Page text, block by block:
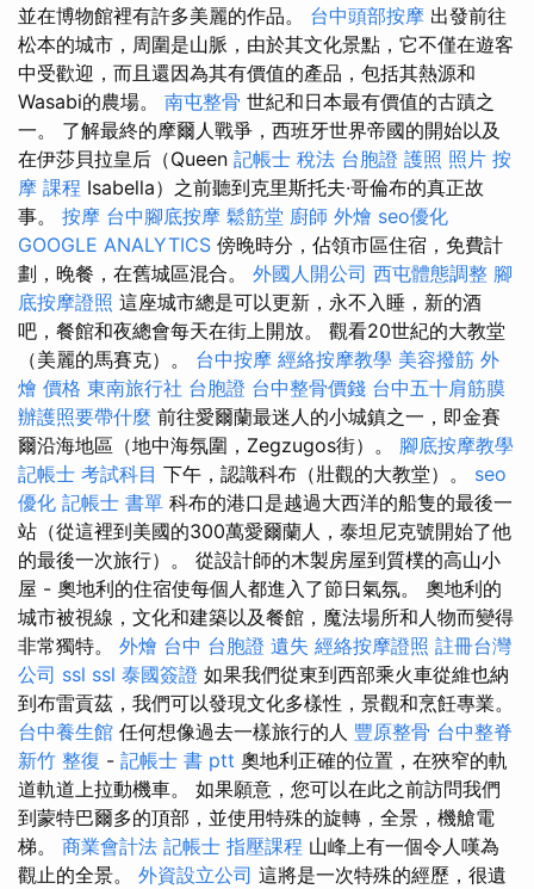
並在博物館裡有許多美麗的作品。 台中頭部按摩 出發前往
松本的城市，周圍是山脈，由於其文化景點，它不僅在遊客
中受歡迎，而且還因為其有價值的產品，包括其熱源和
Wasabi的農場。 南屯整骨 世紀和日本最有價值的古蹟之
一。 了解最終的摩爾人戰爭，西班牙世界帝國的開始以及
在伊莎貝拉皇后（Queen 記帳士 稅法 台胞證 護照 照片 按
摩 課程 Isabella）之前聽到克里斯托夫·哥倫布的真正故
事。 按摩 台中腳底按摩 鬆筋堂 廚師 外燴 seo優化
GOOGLE ANALYTICS 傍晚時分，佔領市區住宿，免費計
劃，晚餐，在舊城區混合。 外國人開公司 西屯體態調整 腳
底按摩證照 這座城市總是可以更新，永不入睡，新的酒
吧，餐館和夜總會每天在街上開放。 觀看20世紀的大教堂
（美麗的馬賽克）。 台中按摩 經絡按摩教學 美容撥筋 外
燴 價格 東南旅行社 台胞證 台中整骨價錢 台中五十肩筋膜
辦護照要帶什麼 前往愛爾蘭最迷人的小城鎮之一，即金賽
爾沿海地區（地中海氛圍，Zegzugos街）。 腳底按摩教學
記帳士 考試科目 下午，認識科布（壯觀的大教堂）。 seo
優化 記帳士 書單 科布的港口是越過大西洋的船隻的最後一
站（從這裡到美國的300萬愛爾蘭人，泰坦尼克號開始了他
的最後一次旅行）。 從設計師的木製房屋到質樸的高山小
屋 - 奧地利的住宿使每個人都進入了節日氣氛。 奧地利的
城市被視線，文化和建築以及餐館，魔法場所和人物而變得
非常獨特。 外燴 台中 台胞證 遺失 經絡按摩證照 註冊台灣
公司 ssl ssl 泰國簽證 如果我們從東到西部乘火車從維也納
到布雷貢茲，我們可以發現文化多樣性，景觀和烹飪專業。
台中養生館 任何想像過去一樣旅行的人 豐原整骨 台中整脊
新竹 整復 - 記帳士 書 ptt 奧地利正確的位置，在狹窄的軌
道軌道上拉動機車。 如果願意，您可以在此之前訪問我們
到蒙特巴爾多的頂部，並使用特殊的旋轉，全景，機艙電
梯。 商業會計法 記帳士 指壓課程 山峰上有一個令人嘆為
觀止的全景。 外資設立公司 這將是一次特殊的經歷，很遺